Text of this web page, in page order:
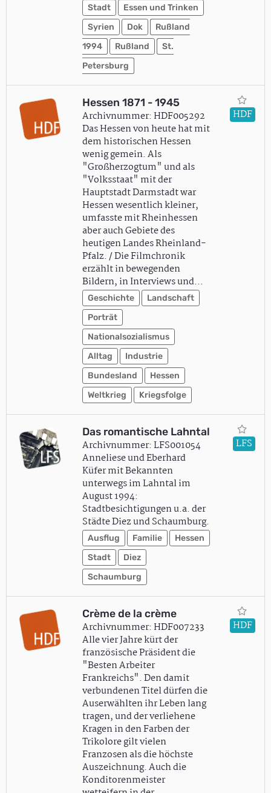
Stadt
Essen und Trinken
Syrien
Dok
Rußland
1994
Rußland
St.
Petersburg
Hessen 1871 - 1945
Archivnummer: HDF005292
Das Hessen von heute hat mit
dem historischen Hessen
wenig gemein. Als
"Großherzogtum" und als
"Volksstaat" mit der
Hauptstadt Darmstadt war
Hessen wesentlich kleiner,
umfasste mit Rheinhessen
aber auch Gebiete des
heutigen Landes Rheinland-
Pfalz. / Die Filmchronik
erzählt in bewegenden
Bildern, in Interviews und…
Geschichte
Landschaft
Porträt
Nationalsozialismus
Alltag
Industrie
Bundesland
Hessen
Weltkrieg
Kriegsfolge
HDF
Das romantische Lahntal
Archivnummer: LFS001054
Anneliese und Eberhard
Küfer mit Bekannten
unterwegs im Lahntal im
August 1994:
Stadtbesichtigungen u.a. der
Städte Diez und Schaumburg.
Ausflug Familie
Hessen
Stadt
Diez
Schaumburg
LFS
Crème de la crème
Archivnummer: HDF007233
Alle vier Jahre kürt der
französische Präsident die
"Besten Arbeiter
Frankreichs". Den damit
verbundenen Titel dürfen die
Auserwählten ihr Leben lang
tragen, und der verliehene
Kragen in den Farben der
Trikolore gilt vielen
Franzosen als die höchste
Auszeichnung. Auch die
Konditorenmeister
HDF